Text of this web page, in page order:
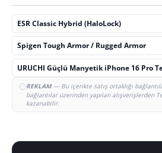
ESR Classic Hybrid (HaloLock)
Spigen Tough Armor / Rugged Armor
URUCHI Güçlü Manyetik iPhone 16 Pro
REKLAM— Bu içerikte satış ortaklığı
bağlantılar üzerinden yapılan alışverişlerden
kazanabilir.